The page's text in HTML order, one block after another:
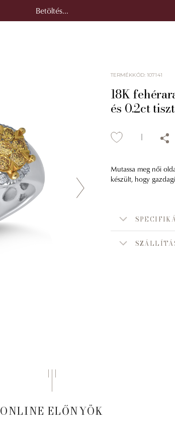
Betöltés...
TERMÉKKÓD:107141
18K
és 0.2ct
Mutassa meg női
készült, hogy
ONLINE ELŐNYÖK